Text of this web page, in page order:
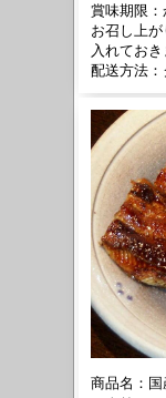
賞味期限：
お召し上
入れておき
配送方法
商品名：国